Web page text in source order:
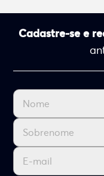
Cadastre-se e